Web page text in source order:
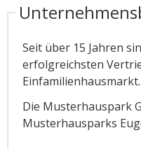
Seit über 15 Jahren
erfolgreichsten
Einfamilienhausmarkt.
Die Musterhauspark
Musterhausparks